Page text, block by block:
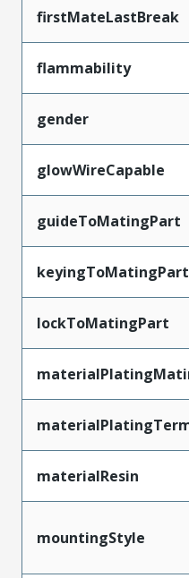
firstMateLastBreak
flammability
gender
glowWireCapable
guideToMatingPart
keyingToMatingPart
lockToMatingPart
materialResin
mountingStyle